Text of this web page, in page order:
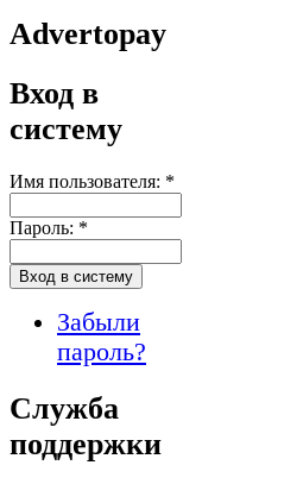
Advertopay
Вход в
систему
Имя пользователя: *
Пароль: *
Забыли
пароль?
Служба
поддержки